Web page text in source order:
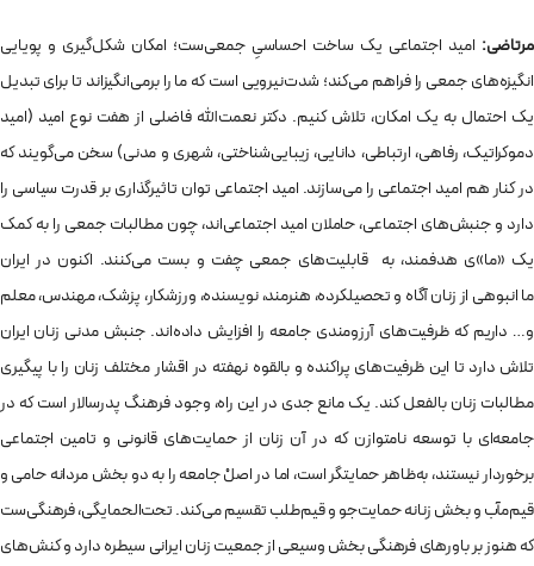
مرتاضی: امید اجتماعی یک ساخت احساسیِ جمعی‌ست؛ امکان شکل‌گیری و پویایی
انگیزه‌های جمعی را فراهم می‌کند؛ شدت‌نیرویی است که ما را برمی‌انگیزاند تا برای تبدیل
یک احتمال به یک امکان، تلاش کنیم. دکتر نعمت‌الله فاضلی از هفت نوع امید (امید
دموکراتیک، رفاهی، ارتباطی، دانایی، زیبایی‌شناختی، شهری و مدنی) سخن می‌گویند که
در کنار هم امید اجتماعی را می‌سازند. امید اجتماعی توان تاثیر‌گذاری بر قدرت سیاسی را
دارد و جنبش‌های اجتماعی، حاملان امید اجتماعی‌اند، چون مطالبات جمعی را به کمک
یک «ما»ی هدفمند، به قابلیت‌های جمعی چفت و بست می‌کنند. اکنون در ایران
ما انبوهی از زنان آگاه و تحصیلکرده، هنرمند، نویسنده، ورزشکار، پزشک، مهندس، معلم
و… داریم که ظرفیت‌های آرزومندی جامعه را افزایش داده‌اند. جنبش مدنی زنان ایران
تلاش دارد تا این ظرفیت‌های پراکنده و بالقوه نهفته در اقشار مختلف زنان را با پیگیری
مطالبات زنان بالفعل کند. یک مانع جدی در این راه، وجود فرهنگ پدرسالار است که در
جامعه‌ای با توسعه نا‌متوازن که در آن زنان از حمایت‌های قانونی و تامین اجتماعی
برخوردار نیستند، به‌ظاهر حمایتگر است، اما در اصلْ جامعه را به دو بخش مردانه حامی و
قیم‌مآب و بخش زنانه حمایت‌جو و قیم‌طلب تقسیم می‌کند. تحت‌الحمایگی، فرهنگی‌ست
که هنوز بر باورهای فرهنگی بخش وسیعی از جمعیت زنان ایرانی سیطره دارد و کنش‌های